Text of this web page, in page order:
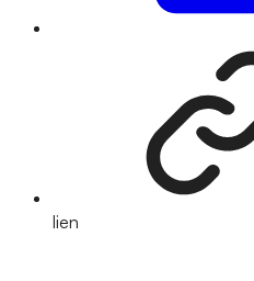
lien